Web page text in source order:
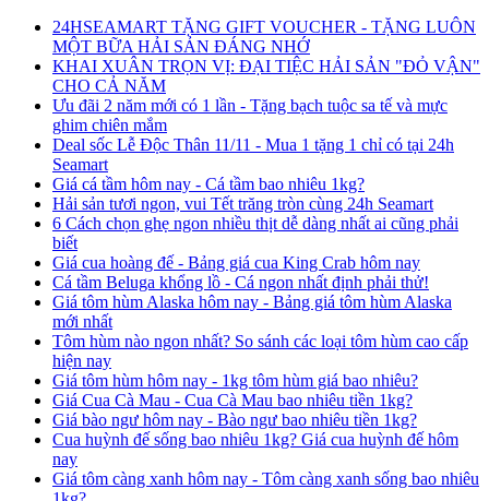
24HSEAMART TẶNG GIFT VOUCHER - TẶNG LUÔN
MỘT BỮA HẢI SẢN ĐÁNG NHỚ
KHAI XUÂN TRỌN VỊ: ĐẠI TIỆC HẢI SẢN "ĐỎ VẬN"
CHO CẢ NĂM
Ưu đãi 2 năm mới có 1 lần - Tặng bạch tuộc sa tế và mực
ghim chiên mắm
Deal sốc Lễ Độc Thân 11/11 - Mua 1 tặng 1 chỉ có tại 24h
Seamart
Giá cá tầm hôm nay - Cá tầm bao nhiêu 1kg?
Hải sản tươi ngon, vui Tết trăng tròn cùng 24h Seamart
6 Cách chọn ghẹ ngon nhiều thịt dễ dàng nhất ai cũng phải
biết
Giá cua hoàng đế - Bảng giá cua King Crab hôm nay
Cá tầm Beluga khổng lồ - Cá ngon nhất định phải thử!
Giá tôm hùm Alaska hôm nay - Bảng giá tôm hùm Alaska
mới nhất
Tôm hùm nào ngon nhất? So sánh các loại tôm hùm cao cấp
hiện nay
Giá tôm hùm hôm nay - 1kg tôm hùm giá bao nhiêu?
Giá Cua Cà Mau - Cua Cà Mau bao nhiêu tiền 1kg?
Giá bào ngư hôm nay - Bào ngư bao nhiêu tiền 1kg?
Cua huỳnh đế sống bao nhiêu 1kg? Giá cua huỳnh đế hôm
nay
Giá tôm càng xanh hôm nay - Tôm càng xanh sống bao nhiêu